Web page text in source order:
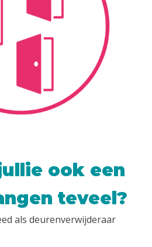
ook een
teveel?
als deurenverwijderaar